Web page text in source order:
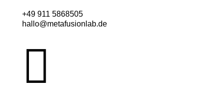
+49 911 5868505
hallo@metafusionlab.de
